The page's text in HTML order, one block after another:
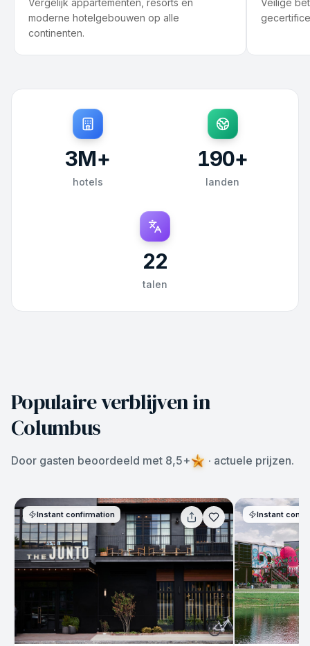
Vergelijk appartementen, resorts en
moderne hotelgebouwen op alle
continenten.
Veilige
3M+
hotels
190+
landen
22
talen
Populaire verblijven in
Columbus
Door gasten beoordeeld met 8,5+ · actuele prijzen.
Instant confirmation Instant